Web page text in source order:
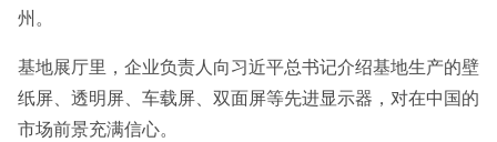
州。
基地展厅里，企业负责人向习近平总书记介绍基地生产的壁
纸屏、透明屏、车载屏、双面屏等先进显示器，对在中国的
市场前景充满信心。